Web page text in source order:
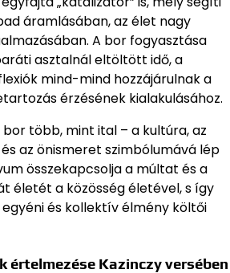
áramlásában, az élet nagy
A bor fogyasztása
asztalnál eltöltött idő, a
mind-mind hozzájárulnak a
érzésének kialakulásához.
több, mint ital – a kultúra, az
az önismeret szimbólumává lép
összekapcsolja a múltat és a
életét a közösség életével, s így
és kollektív élmény költői
értelmezése Kazinczy versében